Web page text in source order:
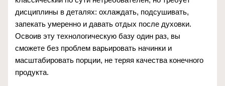
дисциплины в деталях: охлаждать, подсушивать,
запекать умеренно и давать отдых после духовки.
Освоив эту технологическую базу один раз, вы
сможете без проблем варьировать начинки и
масштабировать порции, не теряя качества конечного
продукта.